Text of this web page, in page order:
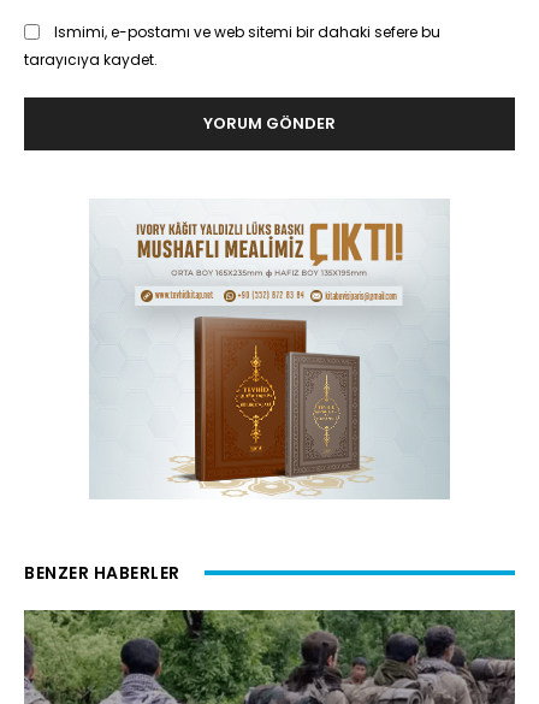
Ismimi, e-postamı ve web sitemi bir dahaki sefere bu
tarayıcıya kaydet.
BENZER HABERLER